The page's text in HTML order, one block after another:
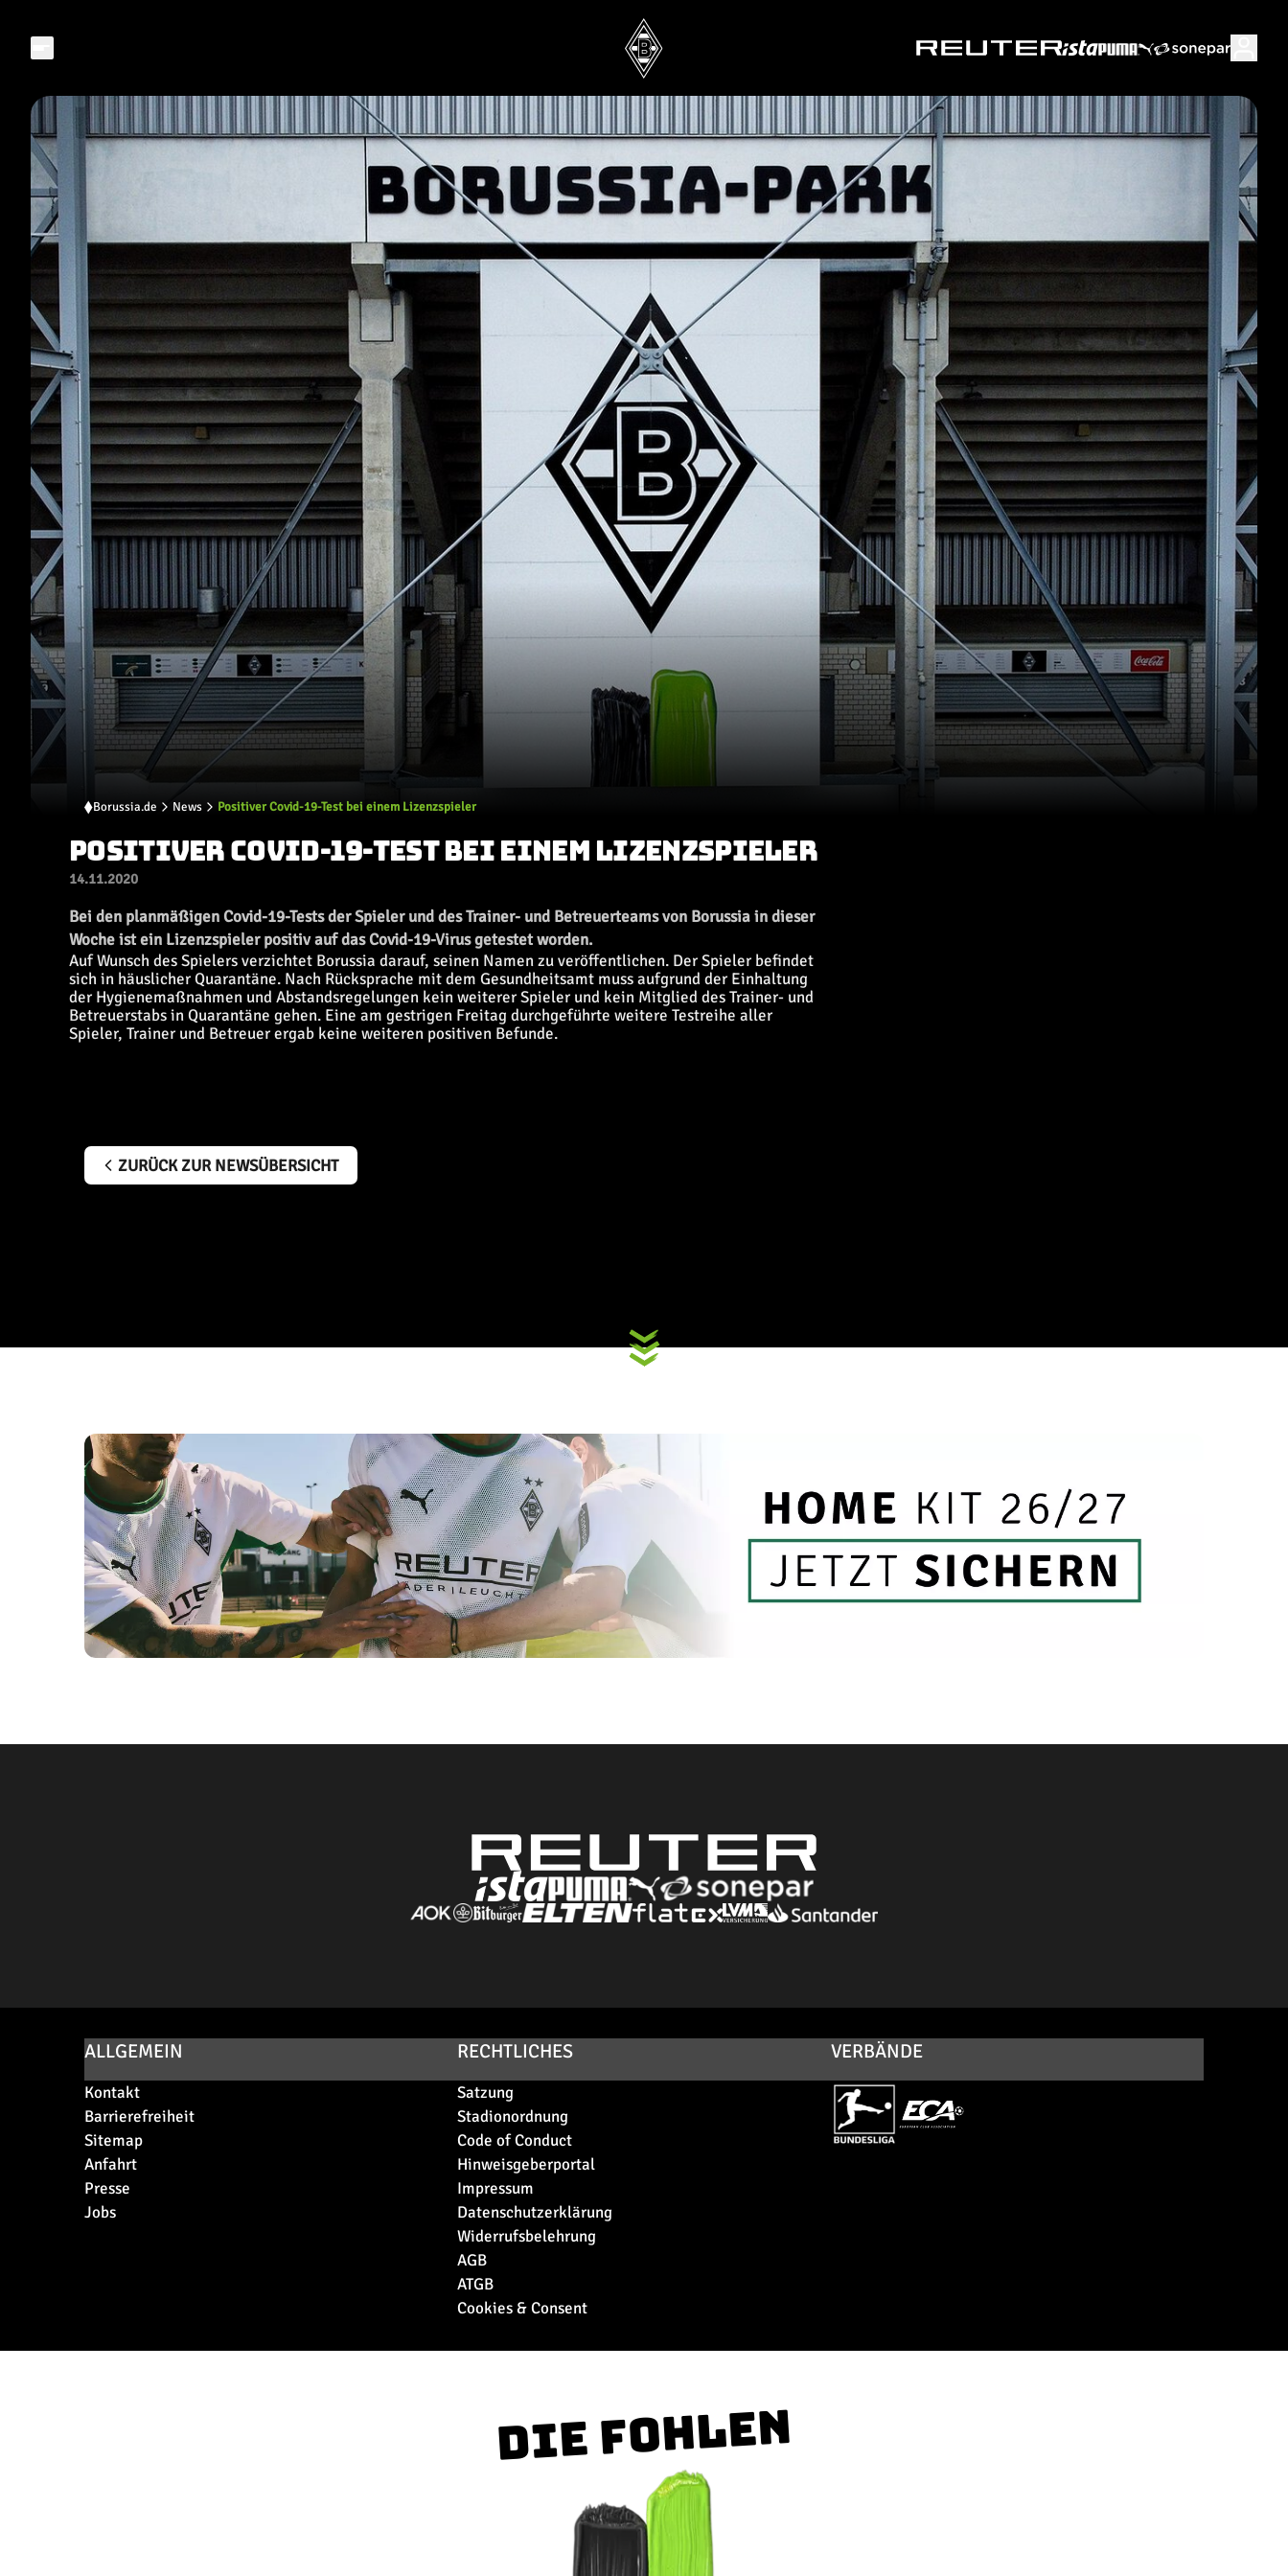
Borussia.de News Positiver Covid-19-Test bei einem Lizenzspieler
POSITIVER COVID-19-TEST BEI EINEM LIZENZSPIELER
14.11.2020
Bei den planmäßigen Covid-19-Tests der Spieler und des Trainer- und Betreuerteams von Borussia in dieser
Woche ist ein Lizenzspieler positiv auf das Covid-19-Virus getestet worden.
Auf Wunsch des Spielers verzichtet Borussia darauf, seinen Namen zu veröffentlichen. Der Spieler befindet
sich in häuslicher Quarantäne. Nach Rücksprache mit dem Gesundheitsamt muss aufgrund der Einhaltung
der Hygienemaßnahmen und Abstandsregelungen kein weiterer Spieler und kein Mitglied des Trainer- und
Betreuerstabs in Quarantäne gehen. Eine am gestrigen Freitag durchgeführte weitere Testreihe aller
Spieler, Trainer und Betreuer ergab keine weiteren positiven Befunde.
ZURÜCK ZUR NEWSÜBERSICHT
ALLGEMEIN
Kontakt
Barrierefreiheit
Sitemap
Anfahrt
Presse
Jobs
RECHTLICHES
Satzung
Stadionordnung
Code of Conduct
Hinweisgeberportal
Impressum
Datenschutzerklärung
Widerrufsbelehrung
AGB
ATGB
Cookies & Consent
VERBÄNDE
Die Fohlen